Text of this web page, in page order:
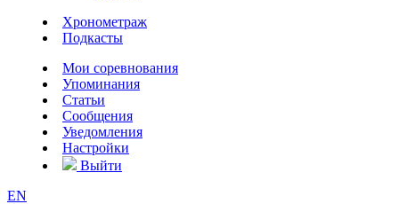
Хронометраж
Подкасты
Мои соревнования
Упоминания
Статьи
Сообщения
Уведомления
Настройки
Выйти
EN